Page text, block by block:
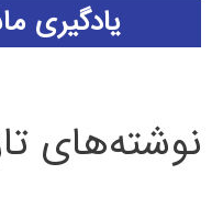
یادگیری
نوشته‌های